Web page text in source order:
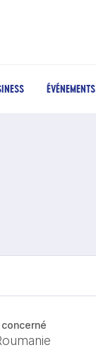
ÉVÉNEMENTS
concerné